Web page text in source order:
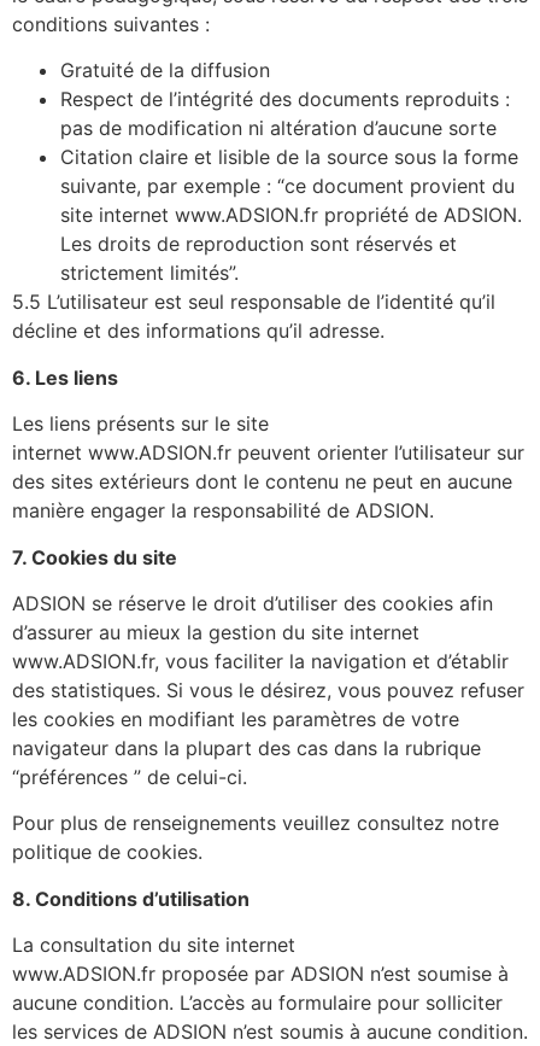
conditions suivantes :
Gratuité de la diffusion
Respect de l’intégrité des documents reproduits :
pas de modification ni altération d’aucune sorte
Citation claire et lisible de la source sous la forme
suivante, par exemple : “ce document provient du
site internet www.ADSION.fr propriété de ADSION.
Les droits de reproduction sont réservés et
strictement limités”.
5.5 L’utilisateur est seul responsable de l’identité qu’il
décline et des informations qu’il adresse.
6. Les liens
Les liens présents sur le site
internet www.ADSION.fr peuvent orienter l’utilisateur sur
des sites extérieurs dont le contenu ne peut en aucune
manière engager la responsabilité de ADSION.
7. Cookies du site
ADSION se réserve le droit d’utiliser des cookies afin
d’assurer au mieux la gestion du site internet
www.ADSION.fr, vous faciliter la navigation et d’établir
des statistiques. Si vous le désirez, vous pouvez refuser
les cookies en modifiant les paramètres de votre
navigateur dans la plupart des cas dans la rubrique
“préférences ” de celui-ci.
Pour plus de renseignements veuillez consultez notre
politique de cookies.
8. Conditions d’utilisation
La consultation du site internet
www.ADSION.fr proposée par ADSION n’est soumise à
aucune condition. L’accès au formulaire pour solliciter
les services de ADSION n’est soumis à aucune condition.